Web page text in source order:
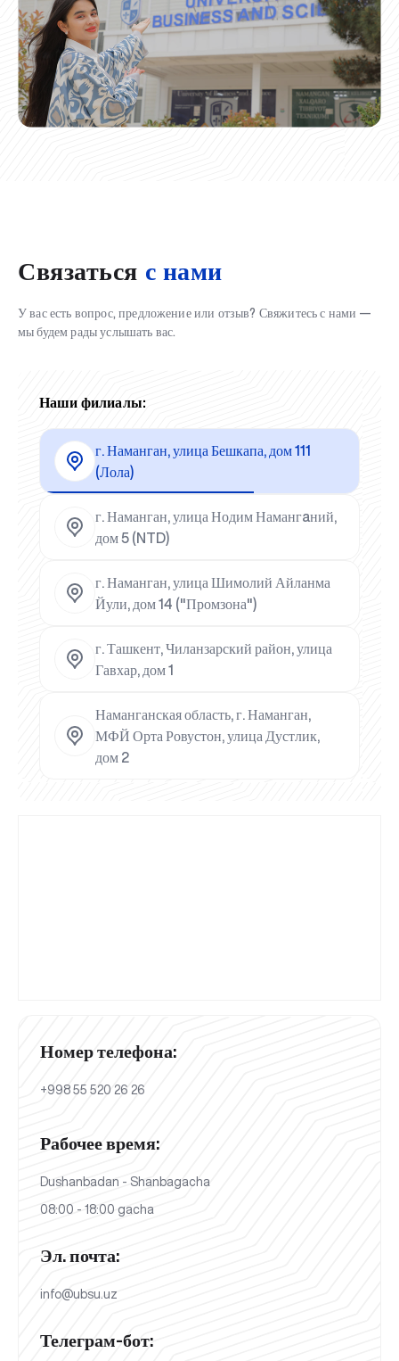
Связаться с нами
У вас есть вопрос, предложение или отзыв? Свяжитесь с нами —
мы будем рады услышать вас.
Наши филиалы:
г. Наманган, улица Бешкапа, дом 111
(Лола)
г. Наманган, улица Нодим Намангaний,
дом 5 (NTD)
г. Наманган, улица Шимолий Айланма
Йули, дом 14 ("Промзона")
г. Ташкент, Чиланзарский район, улица
Гавхар, дом 1
Наманганская область, г. Наманган,
МФЙ Орта Ровустон, улица Дустлик,
дом 2
Номер телефона:
+998 55 520 26 26
Рабочее время:
Dushanbadan - Shanbagacha
08:00 - 18:00 gacha
Эл. почта:
info@ubsu.uz
Телеграм-бот: